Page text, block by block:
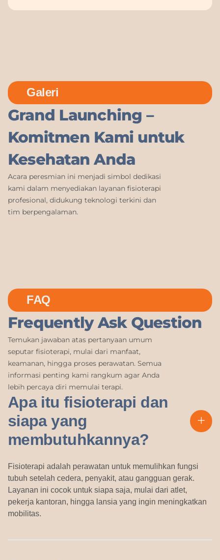
Galeri
Grand Launching –
Komitmen Kami untuk
Kesehatan Anda
Acara peresmian ini menjadi simbol dedikasi
kami dalam menyediakan layanan fisioterapi
profesional, didukung teknologi terkini dan
tim berpengalaman.
FAQ
Frequently Ask Question
Temukan jawaban atas pertanyaan umum
seputar fisioterapi, mulai dari manfaat,
keamanan, hingga proses perawatan. Semua
informasi penting kami rangkum agar Anda
lebih percaya diri memulai terapi.
Apa itu fisioterapi dan
siapa yang
membutuhkannya?
Fisioterapi adalah perawatan untuk memulihkan fungsi
tubuh setelah cedera, penyakit, atau gangguan gerak.
Layanan ini cocok untuk siapa saja, mulai dari atlet,
pekerja kantoran, hingga lansia yang ingin meningkatkan
mobilitas.